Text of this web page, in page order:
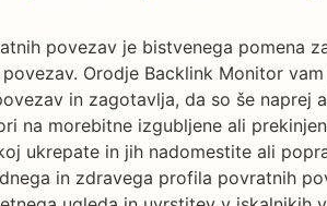
povezav je bistvenega pomena
Orodje Backlink Monitor
in zagotavlja, da so še naprej
na morebitne izgubljene ali
ukrepate in jih nadomestite ali
in zdravega profila povratnih